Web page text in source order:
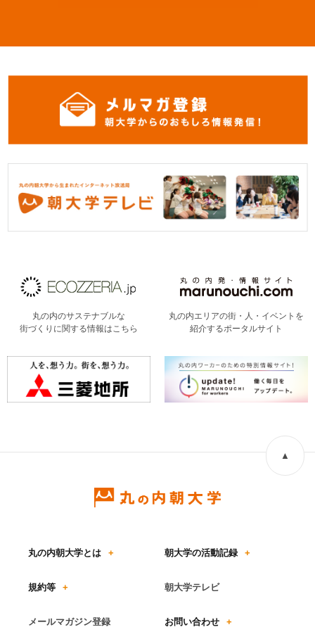
丸の内のサステナブルな
街づくりに関する情報はこちら
丸の内エリアの街・人・イベントを
紹介するポータルサイト
▲
丸の内朝大学とは + 朝大学の活動記録 +
規約等 + 朝大学テレビ
メールマガジン登録 お問い合わせ +